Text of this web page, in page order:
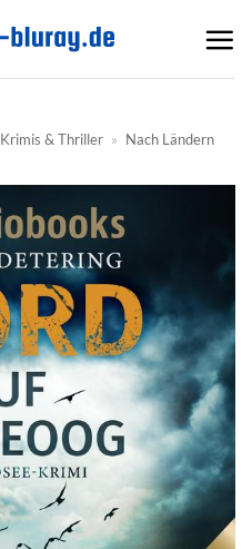
Krimis & Thriller » Nach Ländern